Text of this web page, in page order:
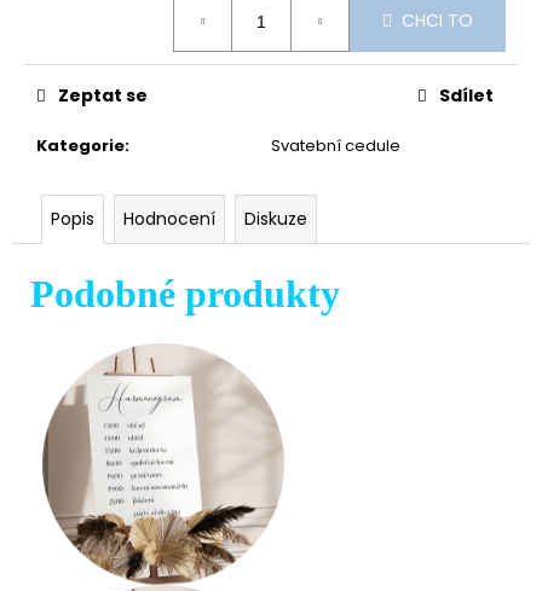
CHCI TO
Kategorie: Svatební cedule
Zeptat se Sdílet
Popis Hodnocení Diskuze
Podobné produkty